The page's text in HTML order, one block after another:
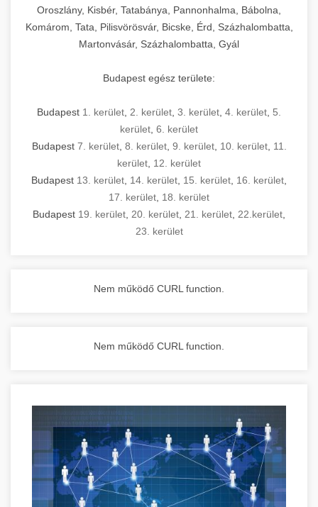
Oroszlány, Kisbér, Tatabánya, Pannonhalma, Bábolna,
Komárom, Tata, Pilisvörösvár, Bicske, Érd, Százhalombatta,
Martonvásár, Százhalombatta, Gyál
Budapest egész területe:
Budapest 1. kerület 2. kerület 3. kerület 4. kerület 5.
kerület 6. kerület
Budapest 7. kerület, 8. kerület, 9. kerület, 10. kerület, 11.
kerület 12. kerület
Budapest 13. kerület 14. kerület 15. kerület 16. kerület
17. kerület 18. kerület
Budapest 19. kerület 20. kerület 21. kerület 22.kerület
23. kerület
Nem működő CURL function.
Nem működő CURL function.